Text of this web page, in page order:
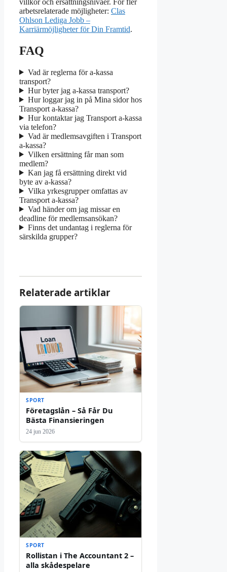
villkor och ersättningsnivåer. För fler
arbetsrelaterade möjligheter: Clas
Ohlson Lediga Jobb –
Karriärmöjligheter för Din Framtid.
FAQ
Vad är reglerna för a-kassa
transport?
Hur byter jag a-kassa transport?
Hur loggar jag in på Mina sidor hos
Transport a-kassa?
Hur kontaktar jag Transport a-kassa
via telefon?
Vad är medlemsavgiften i Transport
a-kassa?
Vilken ersättning får man som
medlem?
Kan jag få ersättning direkt vid
byte av a-kassa?
Vilka yrkesgrupper omfattas av
Transport a-kassa?
Vad händer om jag missar en
deadline för medlemsansökan?
Finns det undantag i reglerna för
särskilda grupper?
Relaterade artiklar
SPORT
Företagslån – Så Får Du
Bästa Finansieringen
24 jun 2026
SPORT
Rollistan i The Accountant 2 –
alla skådespelare